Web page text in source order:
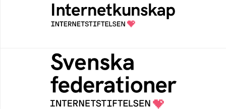
Samlad kunskap som hjälper dig att bli en
säker och medveten internetanvändare
Svenska federationer
Grunden för medlemskap i en sektors- eller
kontextspecifik federation